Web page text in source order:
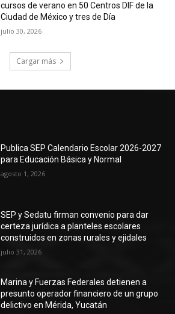
cursos de verano en 50 Centros DIF de la
Ciudad de México y tres de Día
julio 30, 2026
Cargar más
Publica SEP Calendario Escolar 2026-2027
para Educación Básica y Normal
agosto 1, 2026
SEP y Sedatu firman convenio para dar
certeza jurídica a planteles escolares
construidos en zonas rurales y ejidales
julio 31, 2026
Marina y Fuerzas Federales detienen a
presunto operador financiero de un grupo
delictivo en Mérida, Yucatán